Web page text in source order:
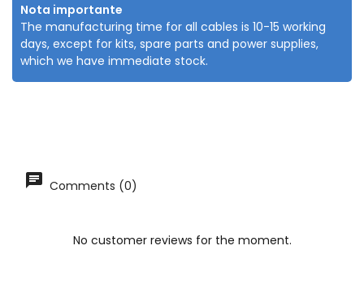
Nota importante
The manufacturing time for all cables is 10-15 working
days, except for kits, spare parts and power supplies,
which we have immediate stock.
Comments (0)
No customer reviews for the moment.